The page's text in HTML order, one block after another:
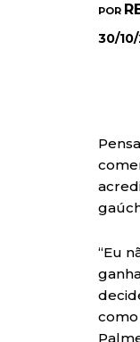
POR
30/
“Eu